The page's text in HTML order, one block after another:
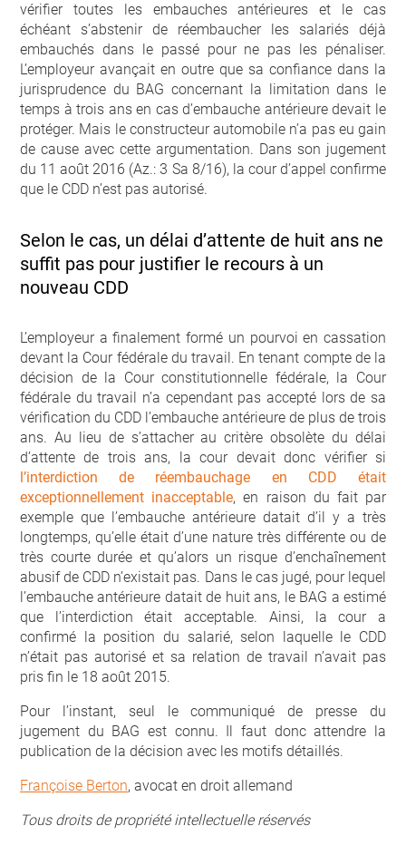
vérifier toutes les embauches antérieures et le cas
échéant s’abstenir de réembaucher les salariés déjà
embauchés dans le passé pour ne pas les pénaliser.
L’employeur avançait en outre que sa confiance dans la
jurisprudence du BAG concernant la limitation dans le
temps à trois ans en cas d’embauche antérieure devait le
protéger. Mais le constructeur automobile n’a pas eu gain
de cause avec cette argumentation. Dans son jugement
du 11 août 2016 (Az.: 3 Sa 8/16), la cour d’appel confirme
que le CDD n’est pas autorisé.
Selon le cas, un délai d’attente de huit ans ne
suffit pas pour justifier le recours à un
nouveau CDD
L’employeur a finalement formé un pourvoi en cassation
devant la Cour fédérale du travail. En tenant compte de la
décision de la Cour constitutionnelle fédérale, la Cour
fédérale du travail n’a cependant pas accepté lors de sa
vérification du CDD l’embauche antérieure de plus de trois
ans. Au lieu de s’attacher au critère obsolète du délai
d’attente de trois ans, la cour devait donc vérifier si
l’interdiction de réembauchage en CDD était
exceptionnellement inacceptable, en raison du fait par
exemple que l’embauche antérieure datait d’il y a très
longtemps, qu’elle était d’une nature très différente ou de
très courte durée et qu’alors un risque d’enchaînement
abusif de CDD n’existait pas. Dans le cas jugé, pour lequel
l’embauche antérieure datait de huit ans, le BAG a estimé
que l’interdiction était acceptable. Ainsi, la cour a
confirmé la position du salarié, selon laquelle le CDD
n’était pas autorisé et sa relation de travail n’avait pas
pris fin le 18 août 2015.
Pour l’instant, seul le communiqué de presse du
jugement du BAG est connu. Il faut donc attendre la
publication de la décision avec les motifs détaillés.
Françoise Berton, avocat en droit allemand
Tous droits de propriété intellectuelle réservés